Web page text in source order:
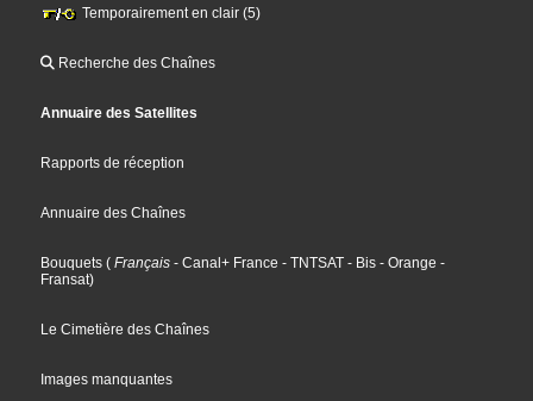
Temporairement en clair (5)
Recherche des Chaînes
Annuaire des Satellites
Rapports de réception
Annuaire des Chaînes
Bouquets ( Français - Canal+ France - TNTSAT - Bis - Orange -
Fransat)
Le Cimetière des Chaînes
Images manquantes